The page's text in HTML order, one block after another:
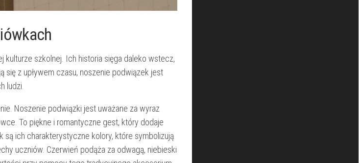
kulturze szkolnej. Ich historia sięga daleko wstecz,
się z upływem czasu, noszenie podwiązek⁣ jest
ludzi.
Noszenie podwiązki jest uważane za wyraz‍
To piękne i romantyczne gest, który dodaje
ich charakterystyczne kolory, które symbolizują
uczniów. Czerwień ‍podąża​ za odwagą, niebieski